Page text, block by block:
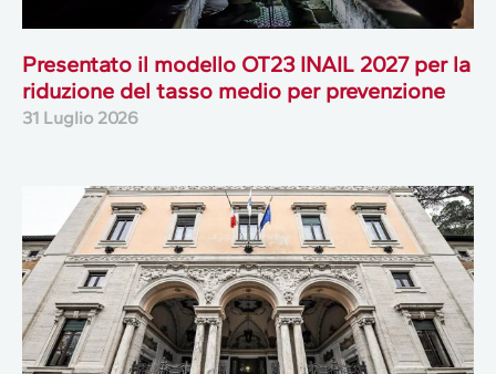
Presentato il modello OT23 INAIL 2027 per la
riduzione del tasso medio per prevenzione
31 Luglio 2026